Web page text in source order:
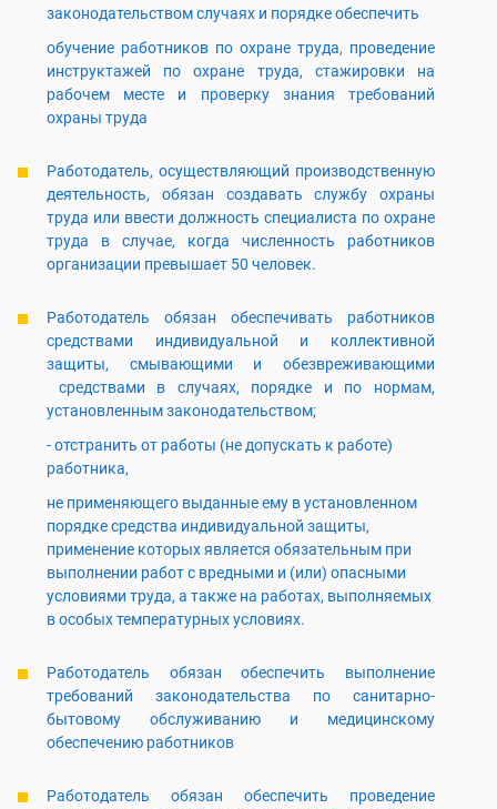
законодательством случаях и порядке обеспечить
обучение работников по охране труда, проведение
инструктажей по охране труда, стажировки на
рабочем месте и проверку знания требований
охраны труда
Работодатель, осуществляющий производственную
деятельность, обязан создавать службу охраны
труда или ввести должность специалиста по охране
труда в случае, когда численность работников
организации превышает 50 человек.
Работодатель обязан обеспечивать работников
средствами индивидуальной и коллективной
защиты, смывающими и обезвреживающими
средствами в случаях, порядке и по нормам,
установленным законодательством;
- отстранить от работы (не допускать к работе)
работника,
не применяющего выданные ему в установленном
порядке средства индивидуальной защиты,
применение которых является обязательным при
выполнении работ с вредными и (или) опасными
условиями труда, а также на работах, выполняемых
в особых температурных условиях.
Работодатель обязан обеспечить выполнение
требований законодательства по санитарно-
бытовому обслуживанию и медицинскому
обеспечению работников
Работодатель обязан обеспечить проведение